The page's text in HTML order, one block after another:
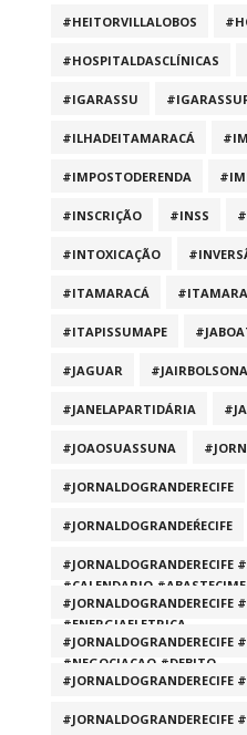
#HEITORVILLALOBOS
#HOSPITALDASCLÍNICAS
#IGARASSU
#ILHADEITAMARACÁ
#IMPOSTODERENDA
#INSCRIÇÃO #INSS
#INTOXICAÇÃO
#ITAMARACÁ
#ITAPISSUMAPE
#JAGUAR
#JANELAPARTIDÁRIA
#JOAOSUASSUNA
#JORNALDOGRANDERECIFE
#JORNALDOGRANDEŔECIFE
#JORNALDOGRANDERECIFE
#CALENDARIO
#JORNALDOGRANDERECIFE
#ENERGIAELETRICA
#JORNALDOGRANDERECIFE
#NEGOCIACAO #DEBITO
#JORNALDOGRANDERECIFE
#JORNALDOGRANDERECIFE